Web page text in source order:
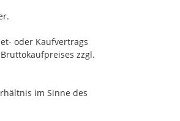
oder Kaufvertrags
im Sinne des
der CBS
oder Kaufvertrags
zzgl.
im Sinne des